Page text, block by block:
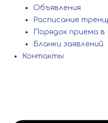
Объявления
Расписание
Порядок приёма
Бланки заявлений
Контакты